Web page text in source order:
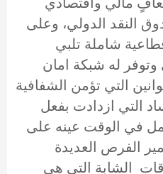
النقد الدولي، وعلى
شاملة تلبي
وتوفر له شبكة امان
التي تؤمن الشفافية
التي ازدادت بفعل
في الوقت عينه على
الفرص العديدة
الشابة التي هي